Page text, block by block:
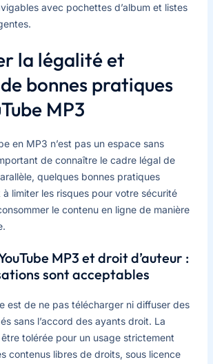
avec pochettes d’album et listes
la légalité et
bonnes pratiques
MP3
en MP3 n’est pas un espace sans
de connaître le cadre légal de
quelques bonnes pratiques
à limiter les risques pour votre sécurité
le contenu en ligne de manière
MP3 et droit d’auteur :
sont acceptables
est de ne pas télécharger ni diffuser des
sans l’accord des ayants droit. La
tolérée pour un usage strictement
contenus libres de droits, sous licence